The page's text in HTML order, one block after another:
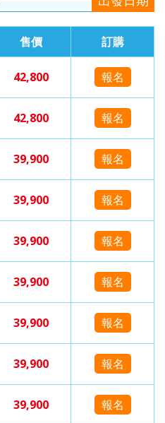
售價 訂購
42,800 報名
42,800 報名
39,900 報名
39,900 報名
39,900 報名
39,900 報名
39,900 報名
39,900 報名
39,900 報名